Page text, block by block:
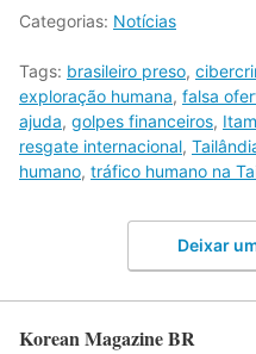
Categorias: Notícias
Tags: brasileiro preso,
exploração humana, falsa
ajuda, golpes financeiros,
resgate internacional,
humano, tráfico humano na
Deixar
Korean Magazine BR